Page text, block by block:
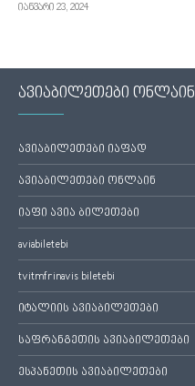
იანვარი 23, 2024
ავიაბილეთები ონლაინ
ავიაბილეთები იაფად
ავიაბილეთები ონლაინ
იაფი ავია ბილეთები
aviabiletebi
tvitmfrinavis biletebi
იტალიის ავიაბილეთები
საფრანგეთის ავიაბილეთები
ესპანეთის ავიაბილეთები